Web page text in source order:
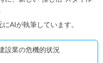
AIが執筆しています。
設業の危機的状況